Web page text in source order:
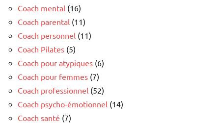
Coach mental (16)
Coach parental (11)
Coach personnel (11)
Coach Pilates (5)
Coach pour atypiques (6)
Coach pour femmes (7)
Coach professionnel (52)
Coach psycho-émotionnel (14)
Coach santé (7)